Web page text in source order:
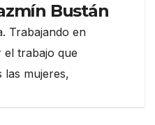
Bustán
Trabajando en
el trabajo que
las mujeres,